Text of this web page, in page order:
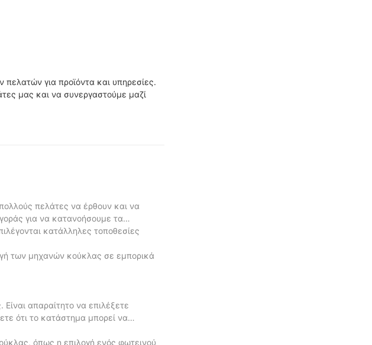
για προϊόντα και υπηρεσίες.
μας και να συνεργαστούμε μαζί
πελάτες να έρθουν και να
για να κατανοήσουμε τα
κατάλληλες τοποθεσίες
των μηχανών κούκλας σε εμπορικά
απαραίτητο να επιλέξετε
ότι το κατάστημα μπορεί να
όπως η επιλογή ενός φωτεινού